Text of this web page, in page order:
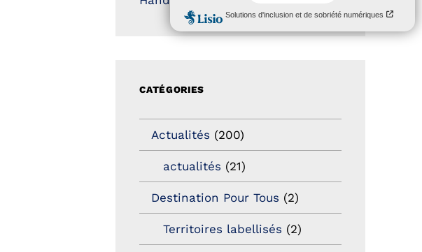
CATÉGORIES
Actualités (200)
actualités (21)
Destination Pour Tous (2)
Territoires labellisés (2)